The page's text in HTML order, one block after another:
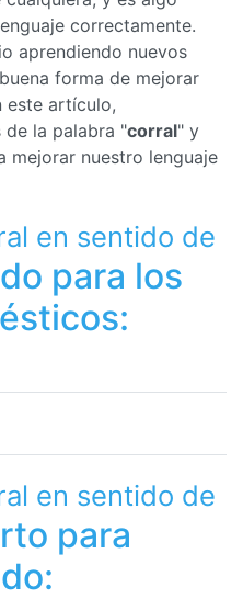
correctamente.
aprendiendo nuevos
forma de mejorar
este artículo,
de la palabra "corral" y
mejorar nuestro lenguaje
en sentido de
para los
en sentido de
para